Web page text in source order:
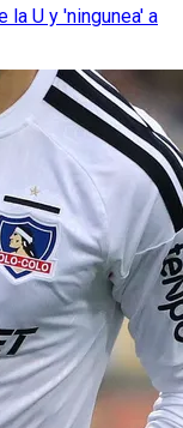
la U y 'ningunea' a